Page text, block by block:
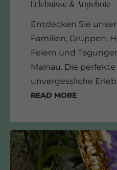
Entdecken Sie
Familien, Gruppen,
Feiern und
Mainau. Die
unvergessliche
Read more